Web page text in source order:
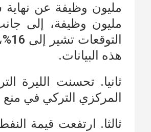
هذه البيانات.
ثانيا. تحسنت الليرة
المركزي التركي في منع
ثالثا. ارتفعت قيمة